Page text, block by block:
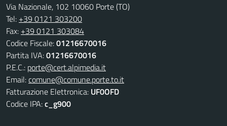
Via Nazionale, 102 10060 Porte (TO)
Tel: +39 0121 303200
Fax: +39 0121 303084
Codice Fiscale:01216670016
Partita IVA:01216670016
P.E.C.: porte@cert.alpimedia.it
Email:comune@comune.porte.to.it
Fatturazione Elettronica: UF0OFD
Codice IPA:c_g900